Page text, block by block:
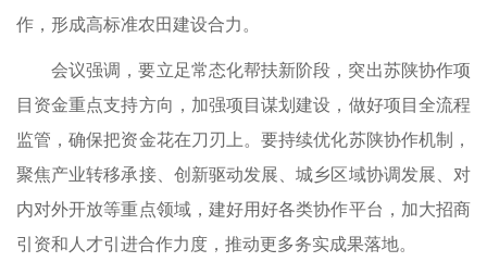
作，形成高标准农田建设合力。
会议强调，要立足常态化帮扶新阶段，突出苏陕协作项
目资金重点支持方向，加强项目谋划建设，做好项目全流程
监管，确保把资金花在刀刃上。要持续优化苏陕协作机制，
聚焦产业转移承接、创新驱动发展、城乡区域协调发展、对
内对外开放等重点领域，建好用好各类协作平台，加大招商
引资和人才引进合作力度，推动更多务实成果落地。